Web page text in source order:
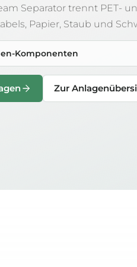
Separator trennt PET-
Papier, Staub und
Komponenten
Zur